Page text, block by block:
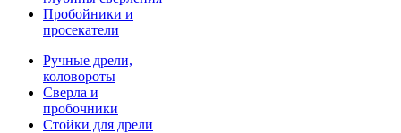
Пробойники и
просекатели
Ручные дрели,
коловороты
Сверла и
пробочники
Стойки для дрели